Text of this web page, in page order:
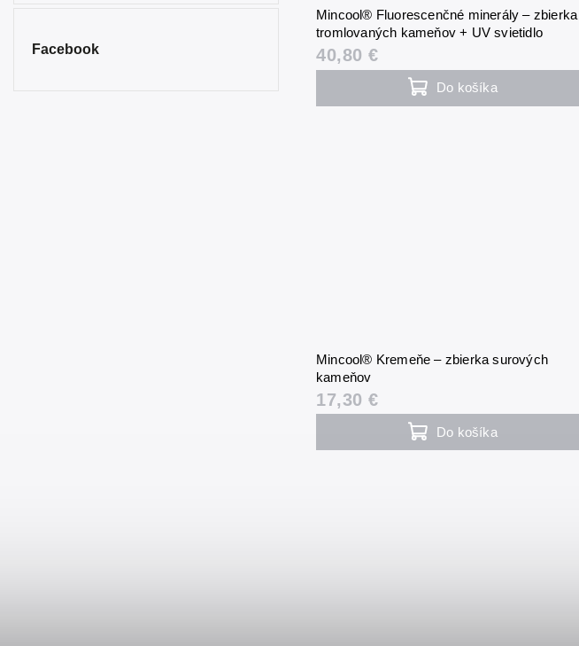
Facebook
Mincool® Fluorescenčné minerály – zbierka
tromlovaných kameňov + UV svietidlo
40,80 €
Do košíka
Mincool® Kremeňe – zbierka surových
kameňov
17,30 €
Do košíka